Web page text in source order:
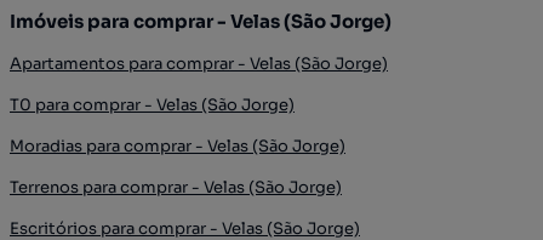
Imóveis para comprar - Velas (São Jorge)
Apartamentos para comprar - Velas (São Jorge)
T0 para comprar - Velas (São Jorge)
Moradias para comprar - Velas (São Jorge)
Terrenos para comprar - Velas (São Jorge)
Escritórios para comprar - Velas (São Jorge)